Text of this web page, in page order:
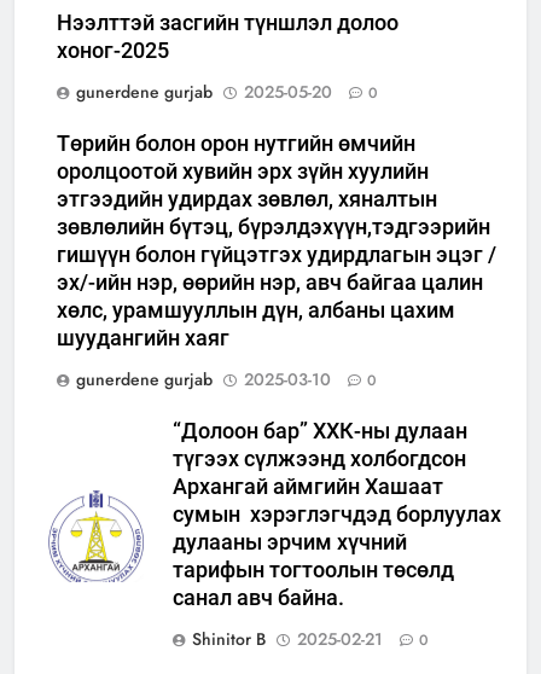
Нээлттэй засгийн түншлэл долоо
хоног-2025
gunerdene gurjab
2025-05-20 0
Төрийн болон орон нутгийн өмчийн
оролцоотой хувийн эрх зүйн хуулийн
этгээдийн удирдах зөвлөл, хяналтын
зөвлөлийн бүтэц, бүрэлдэхүүн,тэдгээрийн
гишүүн болон гүйцэтгэх удирдлагын эцэг /
эх/-ийн нэр, өөрийн нэр, авч байгаа цалин
хөлс, урамшууллын дүн, албаны цахим
шуудангийн хаяг
gunerdene gurjab
2025-03-10 0
“Долоон бар” ХХК-ны дулаан
түгээх сүлжээнд холбогдсон
Архангай аймгийн Хашаат
сумын хэрэглэгчдэд борлуулах
дулааны эрчим хүчний
тарифын тогтоолын төсөлд
санал авч байна.
Shinitor B
2025-02-21 0